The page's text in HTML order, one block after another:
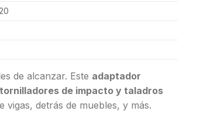
de alcanzar. Este adaptador
de impacto y taladros
detrás de muebles, y más.